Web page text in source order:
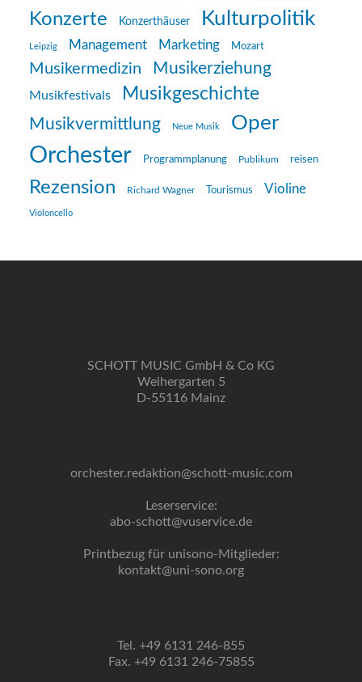
Konzerte Konzerthäuser Kulturpolitik
Leipzig Management Marketing Mozart
Musikermedizin Musikerziehung
Musikfestivals Musikgeschichte
Musikvermittlung Neue Musik Oper
Orchester Programmplanung Publikum reisen
Rezension Richard Wagner Tourismus Violine
Violoncello
SCHOTT MUSIC GmbH & Co KG
Weihergarten 5
D-55116 Mainz
orchester.redaktion@schott-music.com
Leserservice:
abo-schott@vuservice.de
Printbezug für unisono-Mitglieder:
kontakt@uni-sono.org
Tel. +49 6131 246-855
Fax. +49 6131 246-75855